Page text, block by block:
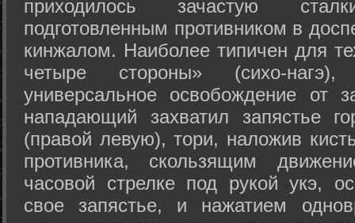
приходилось зачастую
подготовленным противником в
кинжалом. Наиболее типичен для
четыре стороны» (сихо-
универсальное освобождение от
нападающий захватил запястье
(правой левую), тори, наложив
противника, скользящим
часовой стрелке под рукой укэ,
свое запястье, и нажатием